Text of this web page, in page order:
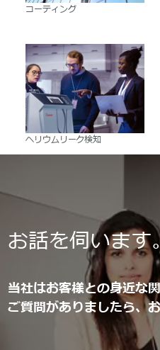
コーティング
ヘリウムリーク検知
お話を伺います
当社はお客様との身近な
ご質問がありましたら、